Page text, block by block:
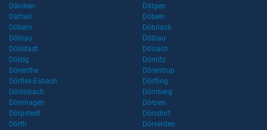
Däniken
Dätgen
Dättwil
Döbeln
Döbern
Döbriach
Döhlau
Dölbau
Döllstädt
Dölsach
Dölzig
Dömitz
Dörenthe
Dörentrup
Dörfles-Esbach
Dörfling
Dörlinbach
Dörnberg
Dörnhagen
Dörpen
Dörpstedt
Dörsdorf
Dörth
Dörverden